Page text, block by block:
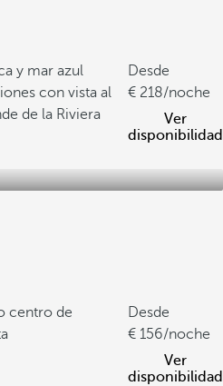
y mar azul
con vista al
de la Riviera
Desde
218/noche
Ver
disponibilidad
centro de
Desde
156/noche
Ver
disponibilidad